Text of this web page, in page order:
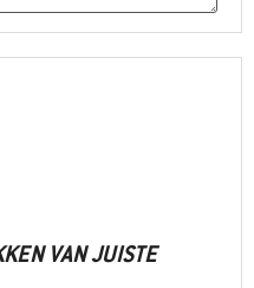
VAN JUISTE